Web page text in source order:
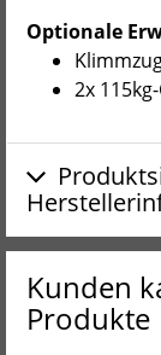
Optionale
2x
Kunden
Produkte